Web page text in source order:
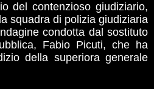
del contenzioso giudiziario,
squadra di polizia giudiziaria
condotta dal sostituto
Fabio Picuti, che ha
della superiora generale